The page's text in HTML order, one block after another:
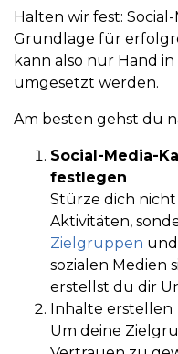
Halten wir fest:
Grundlage für
kann also nur Hand
umgesetzt werden.
Am besten gehst du
Social-Media-
festlegen
Stürze dich nicht
Aktivitäten,
Zielgruppen
sozialen Medien
erstellst du dir
Inhalte erstellen
Um deine